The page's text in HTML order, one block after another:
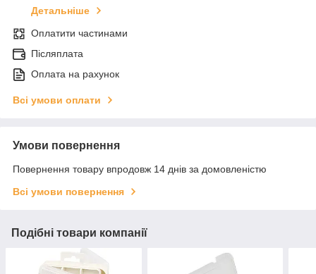
Детальніше
Оплатити частинами
Післяплата
Оплата на рахунок
Всі умови оплати
Умови повернення
Повернення товару впродовж 14 днів за домовленістю
Всі умови повернення
Подібні товари компанії